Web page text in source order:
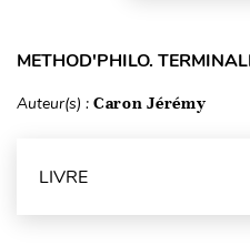
METHOD'PHILO.
Auteur(s) : Caron Jérémy
LIVRE